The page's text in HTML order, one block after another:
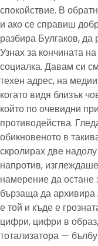
спокойствие. В
и ако се справиш
разбира Булгаков, да
Узнах за кончината
социалка. Давам си
техен адрес, на
когато видя близък
който по очевидни
противодейства.
обикновеното в
скролирах две
напротив,
намерение да остане
бързаща да
е той и къде е
цифри, цифри в образ,
тотализатора —